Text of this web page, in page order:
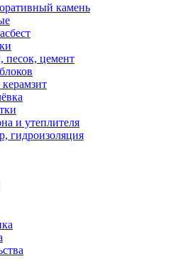
камень
песок, цемент
и утеплителя
гидроизоляция